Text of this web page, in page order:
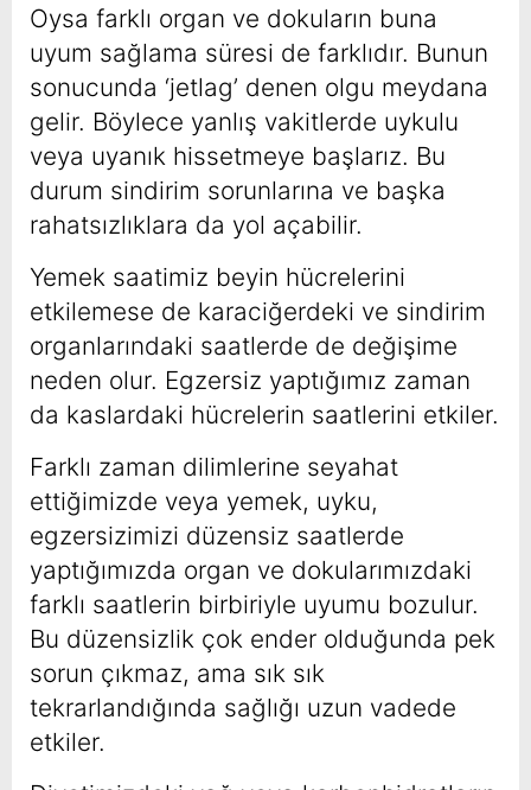
Oysa farklı organ ve dokuların buna
uyum sağlama süresi de farklıdır. Bunun
sonucunda ‘jetlag’ denen olgu meydana
gelir. Böylece yanlış vakitlerde uykulu
veya uyanık hissetmeye başlarız. Bu
durum sindirim sorunlarına ve başka
rahatsızlıklara da yol açabilir.
Yemek saatimiz beyin hücrelerini
etkilemese de karaciğerdeki ve sindirim
organlarındaki saatlerde de değişime
neden olur. Egzersiz yaptığımız zaman
da kaslardaki hücrelerin saatlerini etkiler.
Farklı zaman dilimlerine seyahat
ettiğimizde veya yemek, uyku,
egzersizimizi düzensiz saatlerde
yaptığımızda organ ve dokularımızdaki
farklı saatlerin birbiriyle uyumu bozulur.
Bu düzensizlik çok ender olduğunda pek
sorun çıkmaz, ama sık sık
tekrarlandığında sağlığı uzun vadede
etkiler.